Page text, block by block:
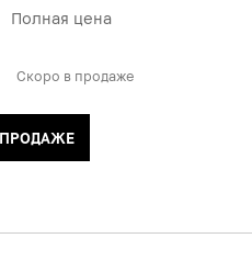
Полная цена
Скоро в продаже